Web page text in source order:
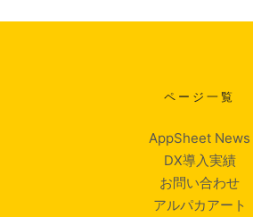
ページ一覧
AppSheet News
DX導入実績
お問い合わせ
アルパカアート